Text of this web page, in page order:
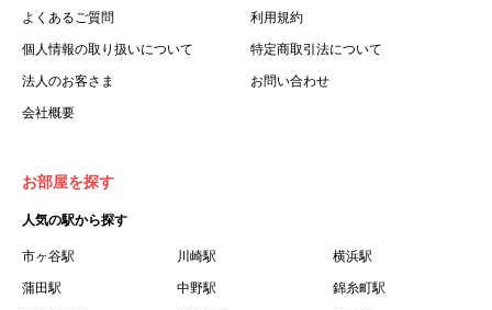
ます。
５.「会員」とは、第２章第１条に基づき会員登録が完了し
た個人を意味します。
録した情報、本サービス利用中に当社が登録を求めた情報
った場合の当該情報を意味します。
７.「本会員制度」とは、会員による本サービスの利用の促
進を目的とした会員制度を意味します。
よくあるご質問 利用規約
個人情報の取り扱いについて 特定商取引法について
法人のお客さま お問い合わせ
会社概要
お部屋を探す
人気の駅から探す
市ヶ谷駅 川崎駅 横浜駅
蒲田駅 中野駅 錦糸町駅